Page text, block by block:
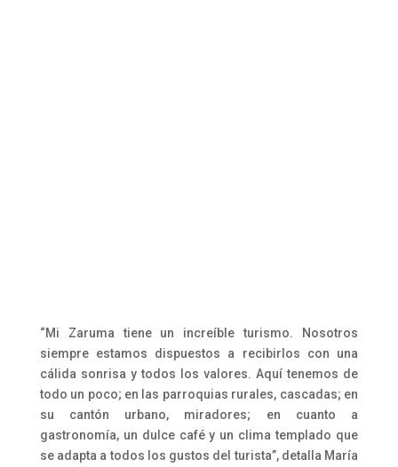
“Mi Zaruma tiene un increíble turismo. Nosotros
siempre estamos dispuestos a recibirlos con una
cálida sonrisa y todos los valores. Aquí tenemos de
todo un poco; en las parroquias rurales, cascadas; en
su cantón urbano, miradores; en cuanto a
gastronomía, un dulce café y un clima templado que
se adapta a todos los gustos del turista”, detalla María